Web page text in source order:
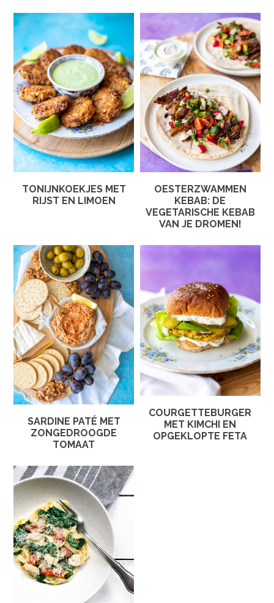
TONIJNKOEKJES MET
RIJST EN LIMOEN
OESTERZWAMMEN
KEBAB: DE
VEGETARISCHE KEBAB
VAN JE DROMEN!
SARDINE PATÉ MET
ZONGEDROOGDE
TOMAAT
COURGETTEBURGER
MET KIMCHI EN
OPGEKLOPTE FETA